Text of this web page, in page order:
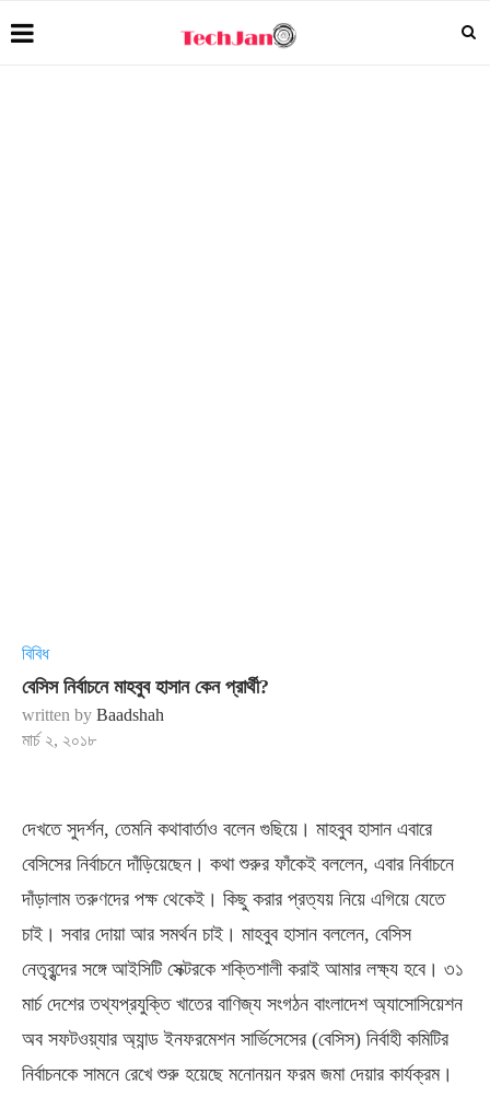
বিবিধ
বেসিস নির্বাচনে মাহবুব হাসান কেন প্রার্থী?
written by Baadshah
মার্চ ২, ২০১৮
দেখতে সুদর্শন, তেমনি কথাবার্তাও বলেন গুছিয়ে। মাহবুব হাসান এবারে
বেসিসের নির্বাচনে দাঁড়িয়েছেন। কথা শুরুর ফাঁকেই বললেন, এবার নির্বাচনে
দাঁড়ালাম তরুণদের পক্ষ থেকেই। কিছু করার প্রত্যয় নিয়ে এগিয়ে যেতে
চাই। সবার দোয়া আর সমর্থন চাই। মাহবুব হাসান বললেন, বেসিস
নেতৃবৃন্দের সঙ্গে আইসিটি সেক্টরকে শক্তিশালী করাই আমার লক্ষ্য হবে। ৩১
মার্চ দেশের তথ্যপ্রযুক্তি খাতের বাণিজ্য সংগঠন বাংলাদেশ অ্যাসোসিয়েশন
অব সফটওয়্যার অ্যান্ড ইনফরমেশন সার্ভিসেসের (বেসিস) নির্বাহী কমিটির
নির্বাচনকে সামনে রেখে শুরু হয়েছে মনোনয়ন ফরম জমা দেয়ার কার্যক্রম।